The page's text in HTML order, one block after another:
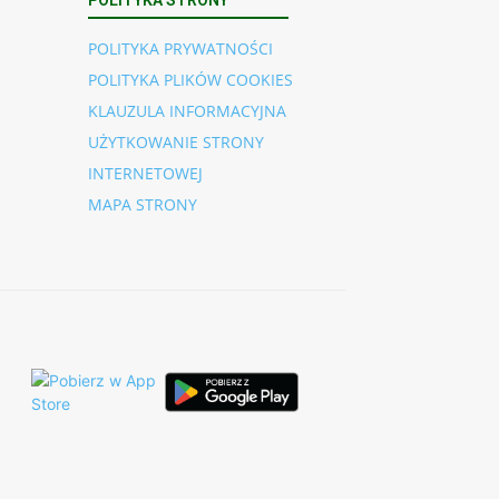
POLITYKA PRYWATNOŚCI
POLITYKA PLIKÓW COOKIES
KLAUZULA INFORMACYJNA
UŻYTKOWANIE STRONY
INTERNETOWEJ
MAPA STRONY